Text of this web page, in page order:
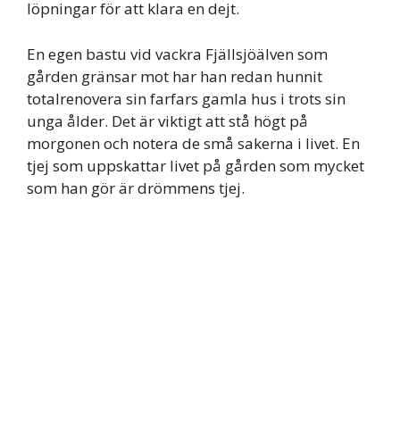
löpningar för att klara en dejt.
En egen bastu vid vackra Fjällsjöälven som
gården gränsar mot har han redan hunnit
totalrenovera sin farfars gamla hus i trots sin
unga ålder. Det är viktigt att stå högt på
morgonen och notera de små sakerna i livet. En
tjej som uppskattar livet på gården som mycket
som han gör är drömmens tjej.